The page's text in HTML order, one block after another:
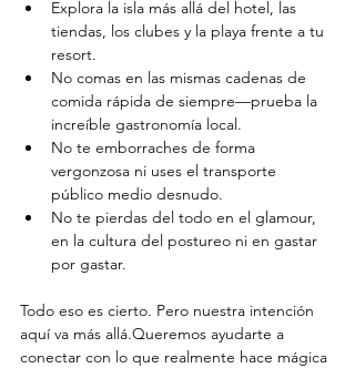
Explora la isla más allá del hotel, las
tiendas, los clubes y la playa frente a tu
resort.
No comas en las mismas cadenas de
comida rápida de siempre—prueba la
increíble gastronomía local.
No te emborraches de forma
vergonzosa ni uses el transporte
público medio desnudo.
No te pierdas del todo en el glamour,
en la cultura del postureo ni en gastar
por gastar.
Todo eso es cierto. Pero nuestra intención
aquí va más allá.Queremos ayudarte a
conectar con lo que realmente hace mágica